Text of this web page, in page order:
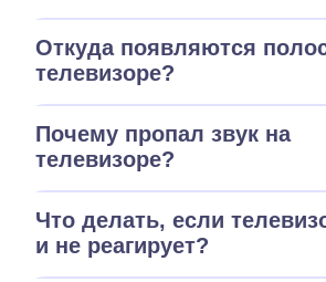
Откуда появляются
телевизоре?
Почему пропал звук на
телевизоре?
Что делать, если
и не реагирует?